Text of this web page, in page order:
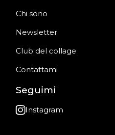
Chi sono
Newsletter
Club del collage
Contattami
Seguimi
Instagram